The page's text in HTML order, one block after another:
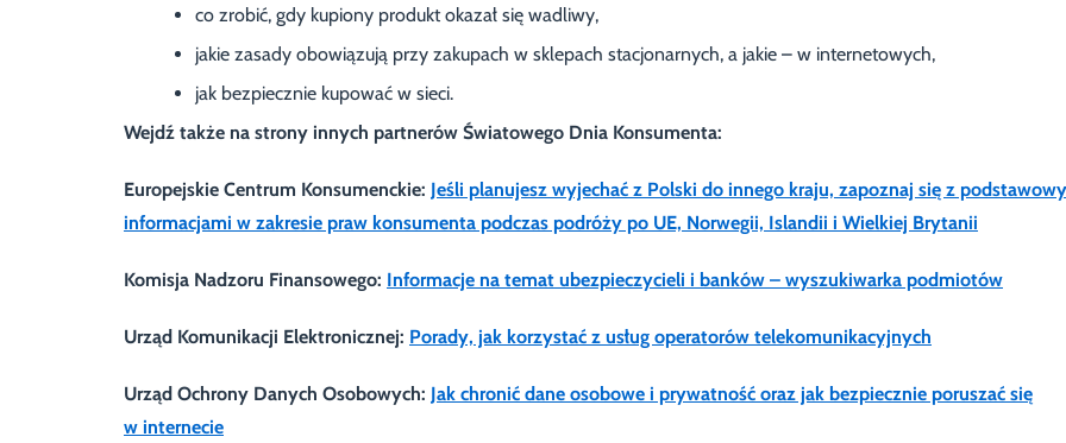
co zrobić, gdy kupiony produkt okazał się wadliwy,
jakie zasady obowiązują przy zakupach w sklepach stacjonarnych, a jakie – w internetowych,
jak bezpiecznie kupować w sieci.
Wejdź także na strony innych partnerów Światowego Dnia Konsumenta:
Europejskie Centrum Konsumenckie: Jeśli planujesz wyjechać z Polski do innego kraju, zapoznaj się z
informacjami w zakresie praw konsumenta podczas podróży po UE, Norwegii, Islandii i Wielkiej Brytanii
Komisja Nadzoru Finansowego: Informacje na temat ubezpieczycieli i banków – wyszukiwarka podmiotów
Urząd Komunikacji Elektronicznej: Porady, jak korzystać z usług operatorów telekomunikacyjnych
Urząd Ochrony Danych Osobowych: Jak chronić dane osobowe i prywatność oraz jak bezpiecznie poruszać się
w internecie